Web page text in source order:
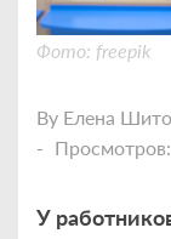
Фото: freepik
By Елена
У